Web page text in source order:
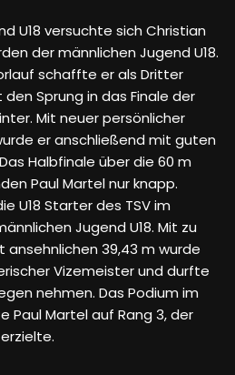
U18 versuchte sich Christian
der männlichen Jugend U18.
schaffte er als Dritter
Sprung in das Finale der
Mit neuer persönlicher
er anschließend mit guten
Halbfinale über die 60 m
Paul Martel nur knapp.
U18 Starter des TSV im
Jugend U18. Mit zu
39,43 m wurde
Vizemeister und durfte
nehmen. Das Podium im
Paul Martel auf Rang 3, der